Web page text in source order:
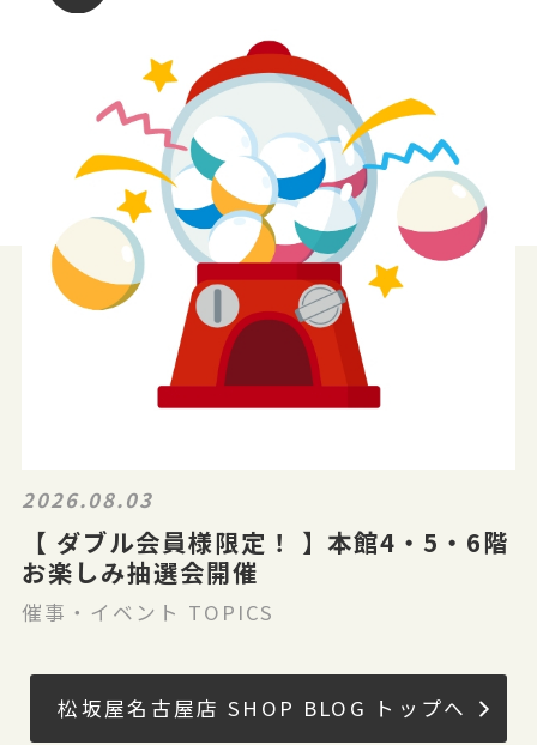
2026.08.03
【 ダブル会員様限定！ 】本館4・5・6階
お楽しみ抽選会開催
催事・イベント TOPICS
松坂屋名古屋店 SHOP BLOG トップへ